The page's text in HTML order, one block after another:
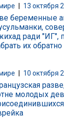
| 13 октября
беременные
ради "ИГ",
их
10 октября
молодых